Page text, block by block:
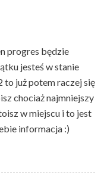
progres będzie
jesteś w stanie
to już potem raczej się
chociaż najmniejszy
w miejscu i to jest
informacja :)